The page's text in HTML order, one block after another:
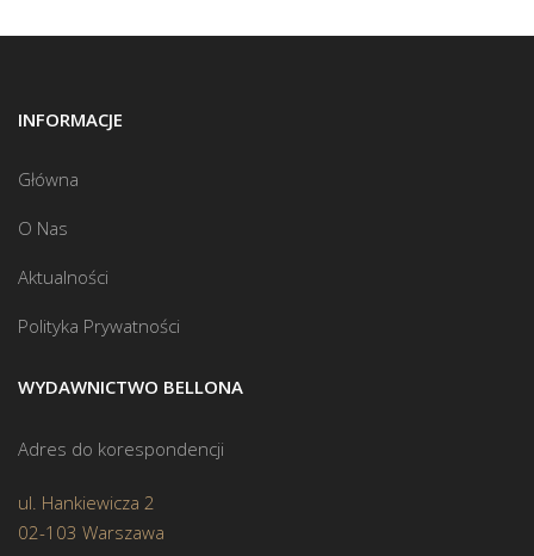
INFORMACJE
Główna
O Nas
Aktualności
Polityka Prywatności
WYDAWNICTWO BELLONA
Adres do korespondencji
ul. Hankiewicza 2
02-103 Warszawa